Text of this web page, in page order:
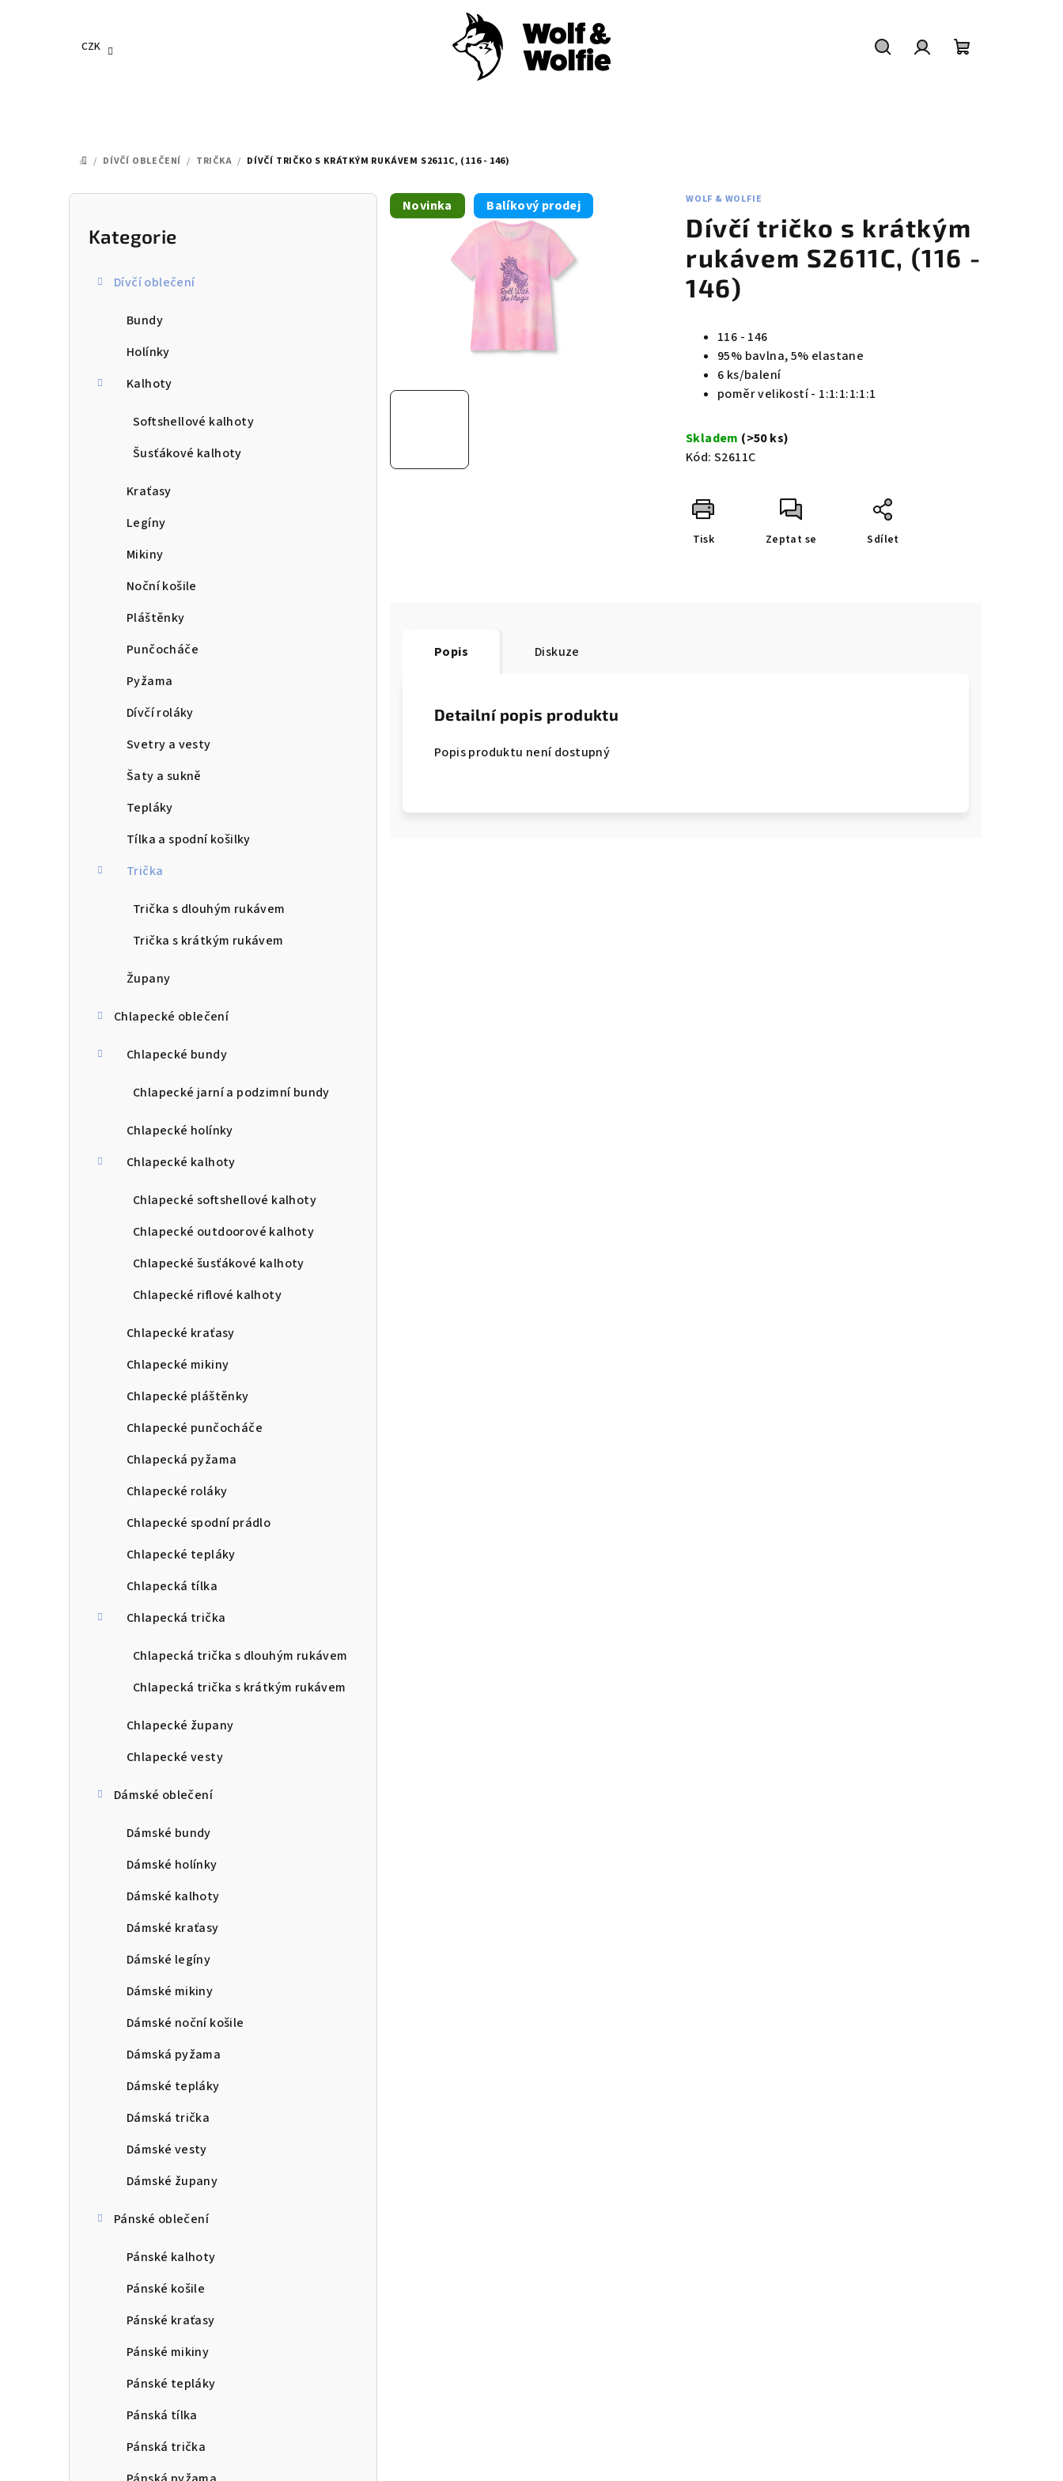
CZK
DOMŮ
/ DÍVČÍ OBLEČENÍ / TRIČKA / DÍVČÍ TRIČKO S KRÁTKÝM RUKÁVEM S2611C, (116 - 146)
P
Přeskočit
kategorie
Kategorie
Dívčí oblečení
Bundy
Holínky
Kalhoty
Softshellové kalhoty
Šusťákové kalhoty
Kraťasy
Legíny
Mikiny
Noční košile
Pláštěnky
Punčocháče
Pyžama
Dívčí roláky
Svetry a vesty
Šaty a sukně
Tepláky
Tílka a spodní košilky
Trička
Trička s dlouhým rukávem
Trička s krátkým rukávem
Župany
Chlapecké oblečení
Chlapecké bundy
Chlapecké jarní a podzimní bundy
Chlapecké holínky
Chlapecké kalhoty
Chlapecké softshellové kalhoty
Chlapecké outdoorové kalhoty
Chlapecké šusťákové kalhoty
Chlapecké riflové kalhoty
Chlapecké kraťasy
Chlapecké mikiny
Chlapecké pláštěnky
Chlapecké punčocháče
Chlapecká pyžama
Chlapecké roláky
Chlapecké spodní prádlo
Chlapecké tepláky
Chlapecká tílka
Chlapecká trička
Chlapecká trička s dlouhým rukávem
Chlapecká trička s krátkým rukávem
Chlapecké župany
Chlapecké vesty
Dámské oblečení
Dámské bundy
Dámské holínky
Dámské kalhoty
Dámské kraťasy
Dámské legíny
Dámské mikiny
Dámské noční košile
Dámská pyžama
Dámské tepláky
Dámská trička
Dámské vesty
Dámské župany
Pánské oblečení
Pánské kalhoty
Pánské košile
Pánské kraťasy
Pánské mikiny
Pánské tepláky
Pánská tílka
Pánská trička
WOLF & WOLFIE
Dívčí tričko s krátkým
rukávem S2611C, (116 -
146)
116 - 146
95% bavlna, 5% elastane
6 ks/balení
poměr velikostí - 1:1:1:1:1:1
Skladem (>50 ks)
Kód: S2611C
Tisk Zeptat se Sdílet
Novinka Balíkový prodej
Popis Diskuze
Detailní popis produktu
Popis produktu není dostupný